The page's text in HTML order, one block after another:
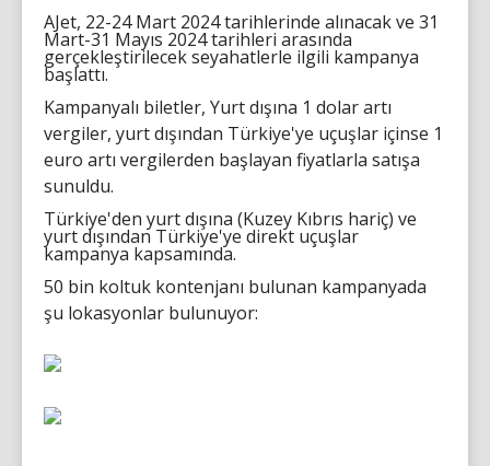
AJet, 22-24 Mart 2024 tarihlerinde alınacak ve 31
Mart-31 Mayıs 2024 tarihleri arasında
gerçekleştirilecek seyahatlerle ilgili kampanya
başlattı.
Kampanyalı biletler, Yurt dışına 1 dolar artı
vergiler, yurt dışından Türkiye'ye uçuşlar içinse 1
euro artı vergilerden başlayan fiyatlarla satışa
sunuldu.
Türkiye'den yurt dışına (Kuzey Kıbrıs hariç) ve
yurt dışından Türkiye'ye direkt uçuşlar
kampanya kapsamında.
50 bin koltuk kontenjanı bulunan kampanyada
şu lokasyonlar bulunuyor: